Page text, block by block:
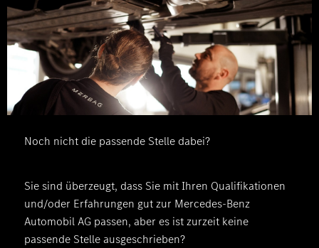
Noch nicht die passende Stelle dabei?
Sie sind überzeugt, dass Sie mit Ihren Qualifikationen
und/oder Erfahrungen gut zur Mercedes-Benz
Automobil AG passen, aber es ist zurzeit keine
passende Stelle ausgeschrieben?